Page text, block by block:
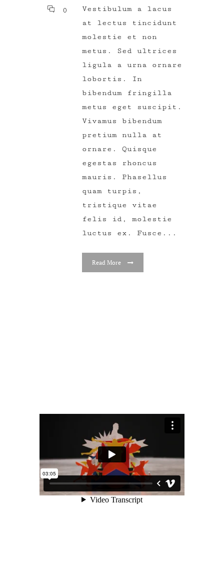
0
Vestibulum a lacus
at lectus tincidunt
molestie et non
metus. Sed ultrices
ligula a urna ornare
lobortis. In
bibendum fringilla
metus eget suscipit.
Vivamus bibendum
pretium nulla at
ornare. Quisque
egestas rhoncus
mauris. Phasellus
quam turpis,
tristique vitae
felis id, molestie
luctus ex. Fusce...
Read More